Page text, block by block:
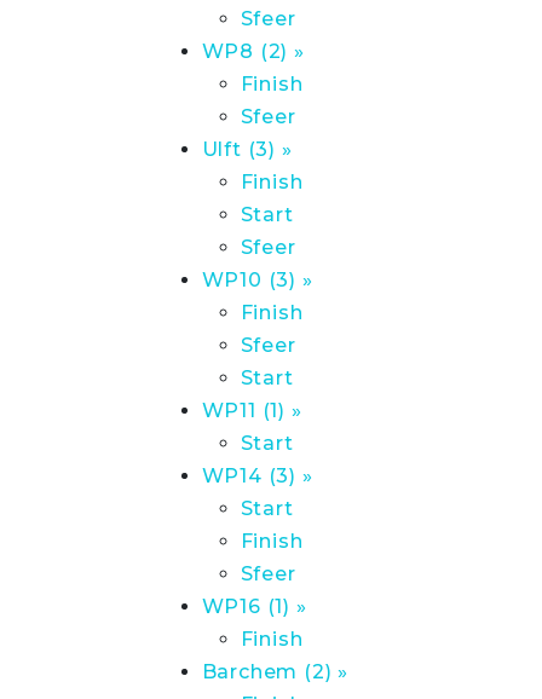
Sfeer
WP8 (2) »
Finish
Sfeer
Ulft (3) »
Finish
Start
Sfeer
WP10 (3) »
Finish
Sfeer
Start
WP11 (1) »
Start
WP14 (3) »
Start
Finish
Sfeer
WP16 (1) »
Finish
Barchem (2) »